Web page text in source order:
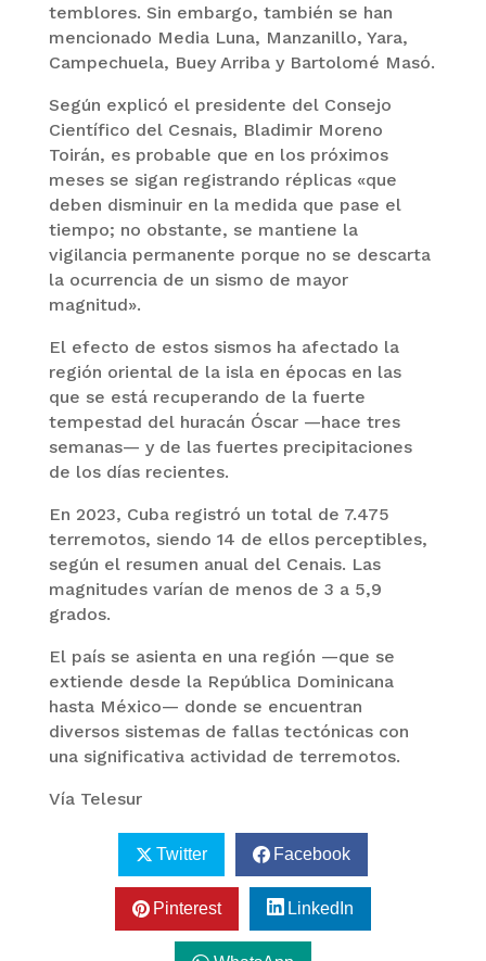
temblores. Sin embargo, también se han
mencionado Media Luna, Manzanillo, Yara,
Campechuela, Buey Arriba y Bartolomé Masó.
Según explicó el presidente del Consejo
Científico del Cesnais, Bladimir Moreno
Toirán, es probable que en los próximos
meses se sigan registrando réplicas «que
deben disminuir en la medida que pase el
tiempo; no obstante, se mantiene la
vigilancia permanente porque no se descarta
la ocurrencia de un sismo de mayor
magnitud».
El efecto de estos sismos ha afectado la
región oriental de la isla en épocas en las
que se está recuperando de la fuerte
tempestad del huracán Óscar —hace tres
semanas— y de las fuertes precipitaciones
de los días recientes.
En 2023, Cuba registró un total de 7.475
terremotos, siendo 14 de ellos perceptibles,
según el resumen anual del Cenais. Las
magnitudes varían de menos de 3 a 5,9
grados.
El país se asienta en una región —que se
extiende desde la República Dominicana
hasta México— donde se encuentran
diversos sistemas de fallas tectónicas con
una significativa actividad de terremotos.
Vía Telesur
Twitter Facebook
Pinterest LinkedIn